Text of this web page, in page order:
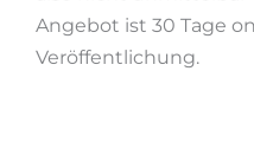
Angebot ist 30 Tage
Veröffentlichung.